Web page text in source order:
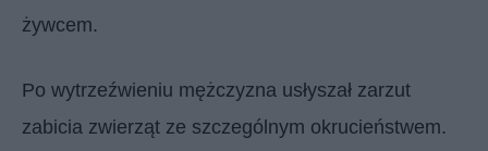
żywcem.
Po wytrzeźwieniu mężczyzna usłyszał zarzut
zabicia zwierząt ze szczególnym okrucieństwem.